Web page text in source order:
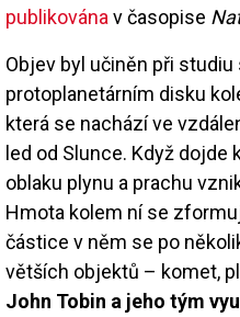
publikována v časopise
Objev byl učiněn při
protoplanetárním disku
která se nachází ve
led od Slunce. Když dojde
oblaku plynu a prachu
Hmota kolem ní se
částice v něm se po
větších objektů – komet,
John Tobin a jeho tým